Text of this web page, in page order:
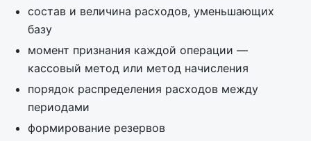
состав и величина расходов, уменьшающих
базу
момент признания каждой операции —
кассовый метод или метод начисления
порядок распределения расходов между
периодами
формирование резервов